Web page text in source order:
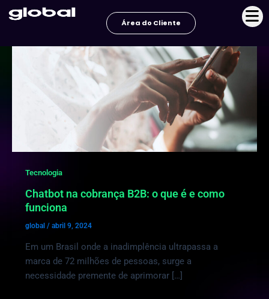
para
conteúdo
Área do Cliente
Tecnologia
Chatbot na cobrança B2B: o que é e como
funciona
global / abril 9, 2024
Em um Brasil onde a inadimplência ultrapassa a
marca de 72 milhões de pessoas, surge a
necessidade premente de aprimorar […]